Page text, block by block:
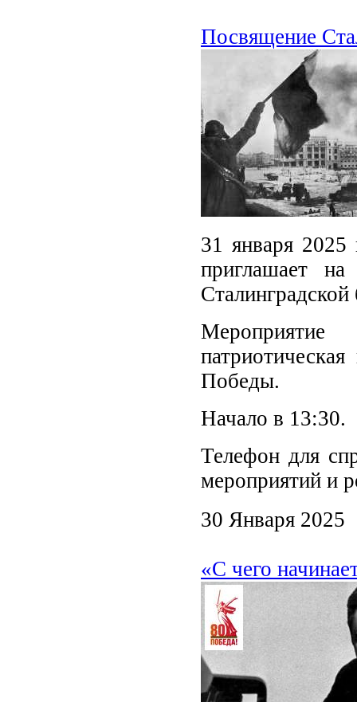
Посвящение
31 января
приглашает на
Сталинградской
Победы.
Начало в 13:30.
Телефон для
мероприятий и
30 Января 2025
«С чего